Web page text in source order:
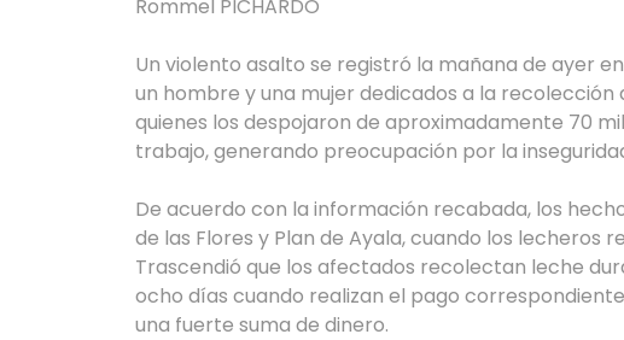
Rommel PICHARDO
Un violento asalto se registró la mañana de ayer
un hombre y una mujer dedicados a la
quienes los despojaron de aproximadamente 70
trabajo, generando preocupación por la
De acuerdo con la información recabada, los
de las Flores y Plan de Ayala, cuando los lecheros
Trascendió que los afectados recolectan leche
ocho días cuando realizan el pago
una fuerte suma de dinero.